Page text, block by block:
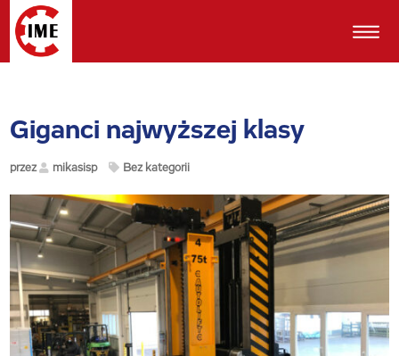
Giganci najwyższej klasy
przez mikasisp Bez kategorii